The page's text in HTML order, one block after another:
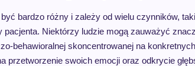
bardzo różny i zależy od wielu czynników,
Niektórzy ludzie mogą zauważyć
behawioralnej skoncentrowanej na
przetworzenie swoich emocji oraz odkrycie